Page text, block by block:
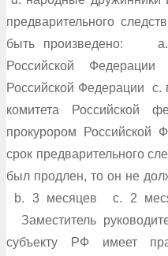
предварительного
быть произведено: a.
Российской
Российской Федерации c.
комитета Российской
прокурором
срок предварительного
был продлен, то он не
b. 3 месяцев c. 2
Заместитель
субъекту РФ имеет